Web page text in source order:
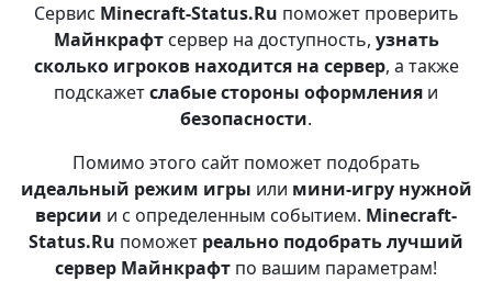
Сервис Minecraft-Status.Ru поможет проверить
Майнкрафтсервер на доступность, узнать
сколько игроков находится на сервер, а также
подскажетслабые стороны оформления и
безопасности.
Помимо этого сайт поможет подобрать
идеальный режим игры или мини-игру нужной
версии и с определенным событием. Minecraft-
Status.Ru поможет реально подобрать лучший
сервер Майнкрафт по вашим параметрам!